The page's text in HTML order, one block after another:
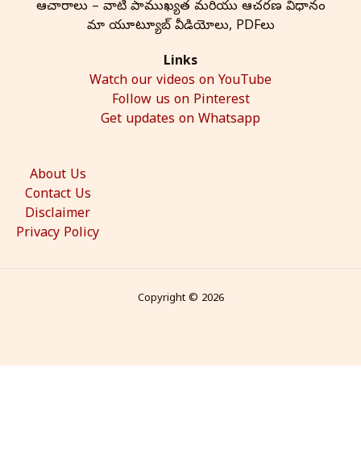
ఆచారాలు – వాటి ప్రాముఖ్యత మరియు ఆచరణ విధానం
మా యూట్యూబ్ వీడియోలు, PDFలు
Links
Watch our videos on YouTube
Follow us on Pinterest
Get updates on Whatsapp
About Us
Contact Us
Disclaimer
Privacy Policy
Copyright © 2026